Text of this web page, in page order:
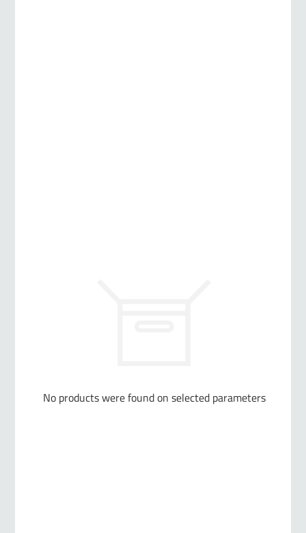
No products were found on selected parameters